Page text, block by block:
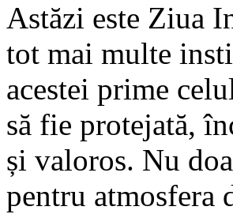
Astăzi este Ziua
tot mai multe
acestei prime
să fie protejată,
și valoros. Nu
pentru